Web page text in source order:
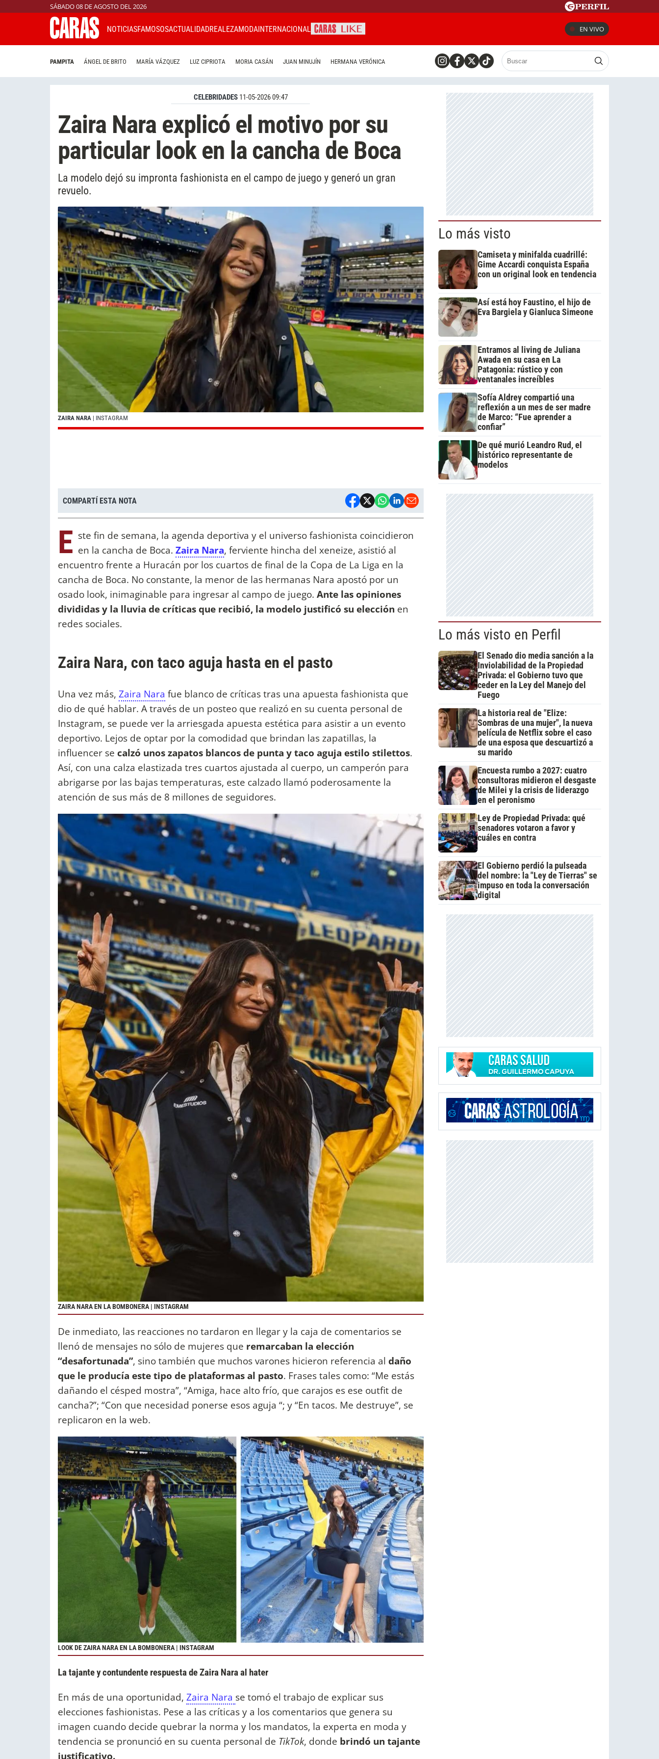
SÁBADO 08 DE AGOSTO DEL 2026
NOTICIASFAMOSOSACTUALIDADREALEZAMODAINTERNACIONAL EN VIVO
PAMPITA ÁNGEL DE BRITO MARÍA VÁZQUEZ LUZ CIPRIOTA MORIA CASÁN JUAN MINUJÍN HERMANA VERÓNICA
CELEBRIDADES 11-05-2026 09:47
Zaira Nara explicó el motivo por su
particular look en la cancha de Boca
La modelo dejó su impronta fashionista en el campo de juego y generó un gran
revuelo.
ZAIRA NARA | INSTAGRAM
COMPARTÍ ESTA NOTA
E ste fin de semana, la agenda deportiva y el universo fashionista coincidieron
en la cancha de Boca. Zaira Nara, ferviente hincha del xeneize, asistió al
encuentro frente a Huracán por los cuartos de final de la Copa de La Liga en la
cancha de Boca. No constante, la menor de las hermanas Nara apostó por un
osado look, inimaginable para ingresar al campo de juego. Ante las opiniones
divididas y la lluvia de críticas que recibió, la modelo justificó su elección en
redes sociales.
Zaira Nara, con taco aguja hasta en el pasto
Una vez más, Zaira Nara fue blanco de críticas tras una apuesta fashionista que
dio de qué hablar. A través de un posteo que realizó en su cuenta personal de
Instagram, se puede ver la arriesgada apuesta estética para asistir a un evento
deportivo. Lejos de optar por la comodidad que brindan las zapatillas, la
influencer se calzó unos zapatos blancos de punta y taco aguja estilo stilettos.
Así, con una calza elastizada tres cuartos ajustada al cuerpo, un camperón para
abrigarse por las bajas temperaturas, este calzado llamó poderosamente la
atención de sus más de 8 millones de seguidores.
ZAIRA NARA EN LA BOMBONERA | INSTAGRAM
De inmediato, las reacciones no tardaron en llegar y la caja de comentarios se
llenó de mensajes no sólo de mujeres que remarcaban la elección
“desafortunada”, sino también que muchos varones hicieron referencia al daño
que le producía este tipo de plataformas al pasto. Frases tales como: “Me estás
dañando el césped mostra”, “Amiga, hace alto frío, que carajos es ese outfit de
cancha?”; “Con que necesidad ponerse esos aguja “; y “En tacos. Me destruye”, se
replicaron en la web.
LOOK DE ZAIRA NARA EN LA BOMBONERA | INSTAGRAM
La tajante y contundente respuesta de Zaira Nara al hater
En más de una oportunidad, Zaira Nara se tomó el trabajo de explicar sus
elecciones fashionistas. Pese a las críticas y a los comentarios que genera su
imagen cuando decide quebrar la norma y los mandatos, la experta en moda y
tendencia se pronunció en su cuenta personal de TikTok, donde brindó un tajante
justificativo.
Lo más visto
Camiseta y minifalda cuadrillé:
Gime Accardi conquista España
con un original look en tendencia
Así está hoy Faustino, el hijo de
Eva Bargiela y Gianluca Simeone
Entramos al living de Juliana
Awada en su casa en La
Patagonia: rústico y con
ventanales increíbles
Sofía Aldrey compartió una
reflexión a un mes de ser madre
de Marco: “Fue aprender a
confiar”
De qué murió Leandro Rud, el
histórico representante de
modelos
Lo más visto en Perfil
El Senado dio media sanción a la
Inviolabilidad de la Propiedad
Privada: el Gobierno tuvo que
ceder en la Ley del Manejo del
Fuego
La historia real de "Elize:
Sombras de una mujer", la nueva
película de Netflix sobre el caso
de una esposa que descuartizó a
su marido
Encuesta rumbo a 2027: cuatro
consultoras midieron el desgaste
de Milei y la crisis de liderazgo
en el peronismo
Ley de Propiedad Privada: qué
senadores votaron a favor y
cuáles en contra
El Gobierno perdió la pulseada
del nombre: la "Ley de Tierras" se
impuso en toda la conversación
digital